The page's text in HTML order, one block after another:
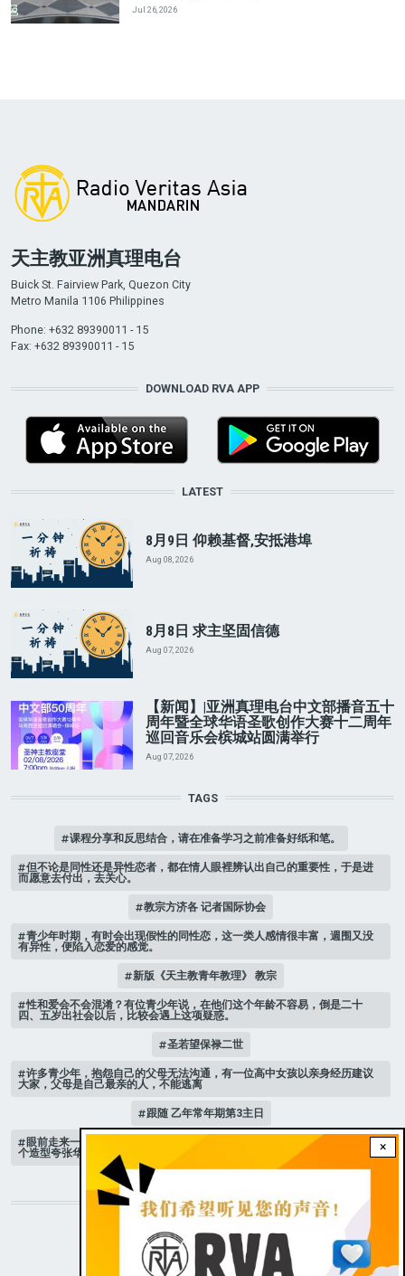
Jul 26, 2026
×
天主教亚洲真理电台
Buick St. Fairview Park, Quezon City
Metro Manila 1106 Philippines
Phone: +632 89390011 - 15
Fax: +632 89390011 - 15
DOWNLOAD RVA APP
LATEST
8月9日 仰赖基督,安抵港埠
Aug 08, 2026
8月8日 求主坚固信德
Aug 07, 2026
【新闻】|亚洲真理电台中文部播音五十
周年暨全球华语圣歌创作大赛十二周年
巡回音乐会槟城站圆满举行
Aug 07, 2026
TAGS
课程分享和反思结合，请在准备学习之前准备好纸和笔。
但不论是同性还是异性恋者，都在情人眼裡辨认出自己的重要性，于是进
而愿意去付出，去关心。
教宗方济各 记者国际协会
青少年时期，有时会出现假性的同性恋，这一类人感情很丰富，週围又没
有异性，便陷入恋爱的感觉。
新版《天主教青年教理》 教宗
性和爱会不会混淆？有位青少年说，在他们这个年龄不容易，倒是二十
四、五岁出社会以后，比较会遇上这项疑惑。
圣若望保禄二世
许多青少年，抱怨自己的父母无法沟通，有一位高中女孩以亲身经历建议
大家，父母是自己最亲的人，不能逃离
跟随 乙年常年期第3主日
眼前走来一位魔女，可爱的妖媚中带点邪恶，身上穿著宫廷的小丑服，整
个造型夸张华丽，非常特殊。
STAY CONNECTED WITH US!